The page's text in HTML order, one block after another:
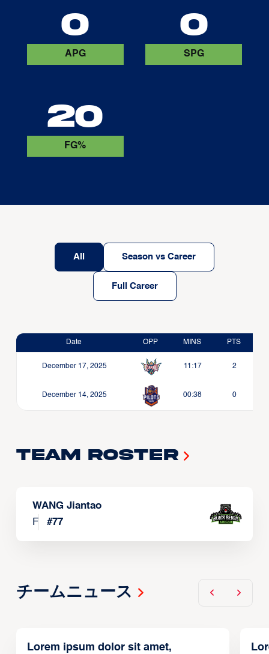
0
APG
0
SPG
20
FG%
All Season vs Career
Full Career
Date OPP MINS PTS
December 17, 2025 11:17 2
December 14, 2025 00:38 0
Team Roster
WANG Jiantao
F
#77
チームニュース
Lorem ipsum dolor sit amet,